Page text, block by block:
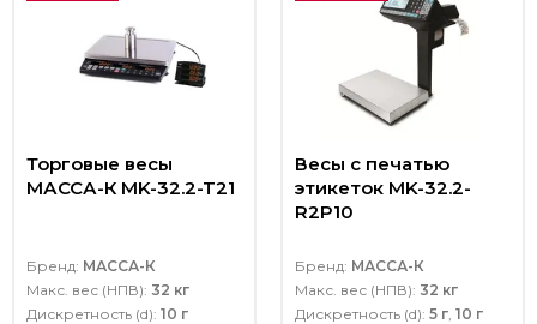
Торговые весы
МАССА-К MK-32.2-T21
Бренд: МАССА-К
Макс. вес (НПВ): 32 кг
Дискретность (d): 10 г
Весы с печатью
этикеток MK-32.2-
R2P10
Бренд: МАССА-К
Макс. вес (НПВ): 32 кг
Дискретность (d): 5 г, 10 г